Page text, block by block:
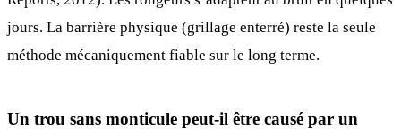
jours. La barrière physique (grillage enterré) reste la seule
méthode mécaniquement fiable sur le long terme.
Un trou sans monticule peut-il être causé par un